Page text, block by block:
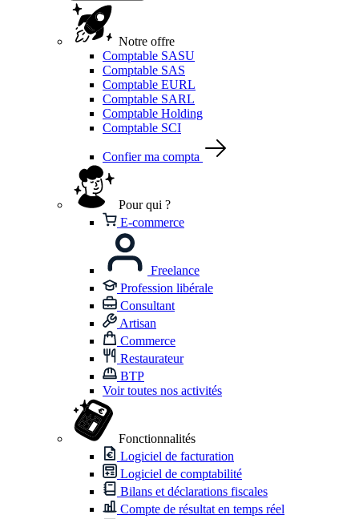
Notre offre
Comptable SASU
Comptable SAS
Comptable EURL
Comptable SARL
Comptable Holding
Comptable SCI
Confier ma compta
Pour qui ?
E-commerce
Freelance
Profession libérale
Consultant
Artisan
Commerce
Restaurateur
BTP
Voir toutes nos activités
Fonctionnalités
Logiciel de facturation
Logiciel de comptabilité
Bilans et déclarations fiscales
Compte de résultat en temps réel